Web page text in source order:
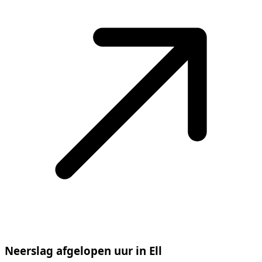
Neerslag afgelopen uur in Ell